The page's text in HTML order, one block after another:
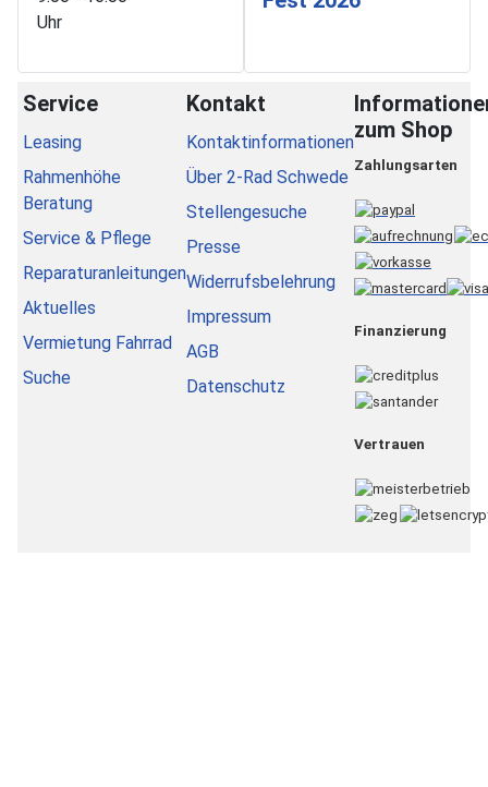
Uhr
Service
Leasing
Rahmenhöhe
Beratung
Service & Pflege
Reparaturanleitungen
Aktuelles
Vermietung Fahrrad
Suche
Kontakt
Kontaktinformationen
Über 2-Rad Schwede
Stellengesuche
Presse
Widerrufsbelehrung
Impressum
AGB
Datenschutz
zum Shop
Zahlungsarten
Finanzierung
Vertrauen